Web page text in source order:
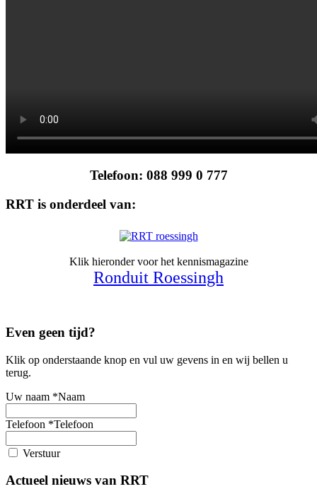
Telefoon: 088 999 0 777
RRT is onderdeel van:
Klik hieronder voor het kennismagazine
Ronduit Roessingh
Even geen tijd?
Klik op onderstaande knop en vul uw gevens in en wij bellen u
terug.
Uw naam *Naam
Telefoon *Telefoon
Verstuur
Actueel nieuws van RRT